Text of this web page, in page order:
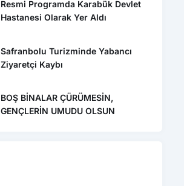
Resmi Programda Karabük Devlet
Hastanesi Olarak Yer Aldı
Safranbolu Turizminde Yabancı
Ziyaretçi Kaybı
BOŞ BİNALAR ÇÜRÜMESİN,
GENÇLERİN UMUDU OLSUN